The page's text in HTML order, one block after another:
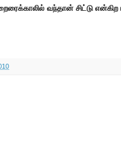
வந்தான் சிட்டு என்கிற